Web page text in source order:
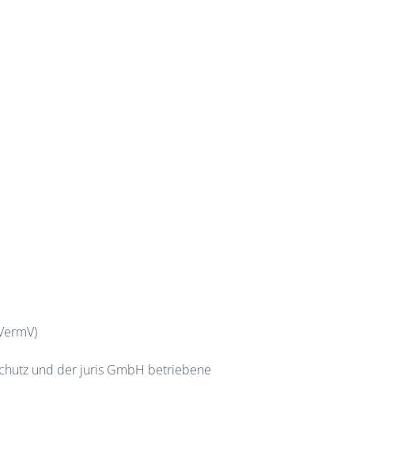
und der juris GmbH betriebene